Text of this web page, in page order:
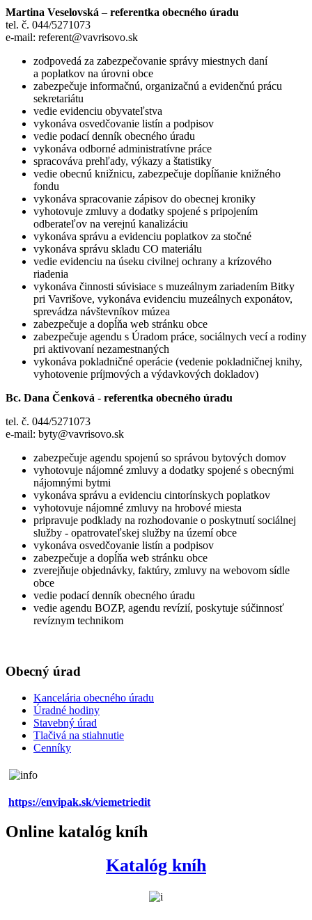
Martina Veselovská – referentka obecného úradu
tel. č. 044/5271073
e-mail: referent@vavrisovo.sk
zodpovedá za zabezpečovanie správy miestnych daní
a poplatkov na úrovni obce
zabezpečuje informačnú, organizačnú a evidenčnú prácu
sekretariátu
vedie evidenciu obyvateľstva
vykonáva osvedčovanie listín a podpisov
vedie podací denník obecného úradu
vykonáva odborné administratívne práce
spracováva prehľady, výkazy a štatistiky
vedie obecnú knižnicu, zabezpečuje dopĺňanie knižného
fondu
vykonáva spracovanie zápisov do obecnej kroniky
vyhotovuje zmluvy a dodatky spojené s pripojením
odberateľov na verejnú kanalizáciu
vykonáva správu a evidenciu poplatkov za stočné
vykonáva správu skladu CO materiálu
vedie evidenciu na úseku civilnej ochrany a krízového
riadenia
vykonáva činnosti súvisiace s muzeálnym zariadením Bitky
pri Vavrišove, vykonáva evidenciu muzeálnych exponátov,
sprevádza návštevníkov múzea
zabezpečuje a dopĺňa web stránku obce
zabezpečuje agendu s Úradom práce, sociálnych vecí a rodiny
pri aktivovaní nezamestnaných
vykonáva pokladničné operácie (vedenie pokladničnej knihy,
vyhotovenie príjmových a výdavkových dokladov)
Bc. Dana Čenková - referentka obecného úradu
tel. č. 044/5271073
e-mail: byty@vavrisovo.sk
zabezpečuje agendu spojenú so správou bytových domov
vyhotovuje nájomné zmluvy a dodatky spojené s obecnými
nájomnými bytmi
vykonáva správu a evidenciu cintorínskych poplatkov
vyhotovuje nájomné zmluvy na hrobové miesta
pripravuje podklady na rozhodovanie o poskytnutí sociálnej
služby - opatrovateľskej služby na území obce
vykonáva osvedčovanie listín a podpisov
zabezpečuje a dopĺňa web stránku obce
zverejňuje objednávky, faktúry, zmluvy na webovom sídle
obce
vedie podací denník obecného úradu
vedie agendu BOZP, agendu revízií, poskytuje súčinnosť
revíznym technikom
Obecný úrad
Kancelária obecného úradu
Úradné hodiny
Stavebný úrad
Tlačivá na stiahnutie
Cenníky
https://envipak.sk/viemetriedit
Online katalóg kníh
Katalóg kníh